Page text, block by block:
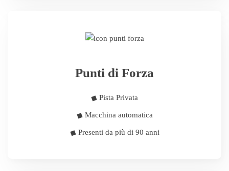
Punti di Forza
Pista Privata
Macchina automatica
Presenti da più di 90 anni